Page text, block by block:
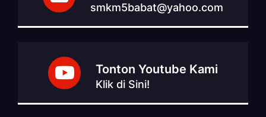
smkm5babat@yahoo.com
Tonton Youtube Kami
Klik di Sini!